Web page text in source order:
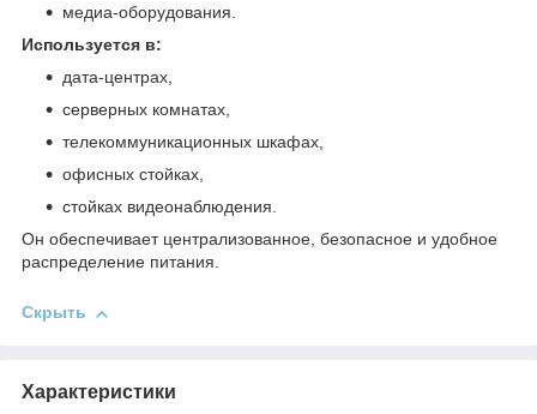
медиа‑оборудования.
Используется в:
дата‑центрах,
серверных комнатах,
телекоммуникационных шкафах,
офисных стойках,
стойках видеонаблюдения.
Он обеспечивает централизованное, безопасное и удобное
распределение питания.
Скрыть
Характеристики